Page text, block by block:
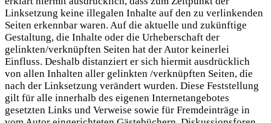
Linksetzung keine illegalen Inhalte auf den zu verlinkenden
Seiten erkennbar waren. Auf die aktuelle und zukünftige
Gestaltung, die Inhalte oder die Urheberschaft der
gelinkten/verknüpften Seiten hat der Autor keinerlei
Einfluss. Deshalb distanziert er sich hiermit ausdrücklich
von allen Inhalten aller gelinkten /verknüpften Seiten, die
nach der Linksetzung verändert wurden. Diese Feststellung
gilt für alle innerhalb des eigenen Internetangebotes
gesetzten Links und Verweise sowie für Fremdeinträge in